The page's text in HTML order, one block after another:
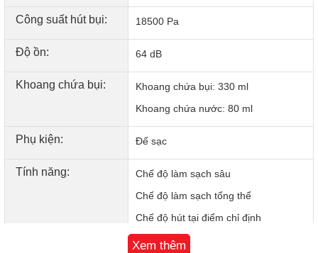
Giẻ lau xoay kép 200 vòng/phút với 30 mức tùy chỉnh
Robot Hút Bụi Roborock Qrevo S Pro có khả năng chà sát
mạnh mẽ, đánh bay các vết bẩn cứng đầu trên sàn nhà.
Đặc biệt, người dùng có thể linh hoạt chọn lựa giữa 30 cấp
độ làm ẩm khác nhau tùy theo loại sàn. Sự tùy chỉnh này
đảm bảo sàn nhà luôn được lau sạch bóng, khô ráo nhanh
chóng mà vẫn bảo vệ bề mặt sàn tối ưu.
Công suất hút bụi: 18500 Pa
Độ ồn: 64 dB
Khoang chứa bụi:
Khoang chứa bụi: 330 ml
Khoang chứa nước: 80 ml
Phụ kiện: Đế sạc
Tính năng:
Chế độ làm sạch sâu
Chế độ làm sạch tổng thể
Chế độ hút tại điểm chỉ định
Chế độ zigzag
Xem thêm